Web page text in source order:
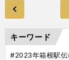
キーワード
#2023年箱根駅伝